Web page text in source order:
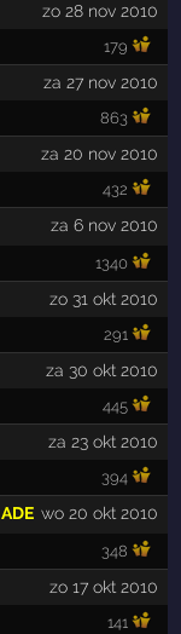
zo 28 nov 2010
179
za 27 nov 2010
863
za 20 nov 2010
432
za 6 nov 2010
1340
zo 31 okt 2010
291
za 30 okt 2010
445
za 23 okt 2010
394
wo 20 okt 2010
ADE
348
zo 17 okt 2010
141